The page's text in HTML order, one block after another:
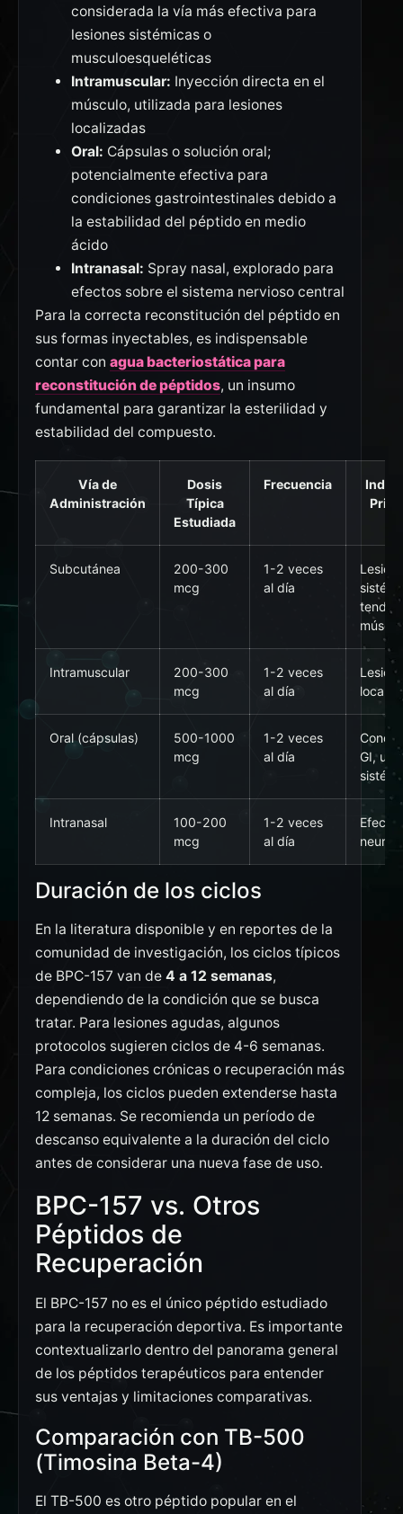
considerada la vía más efectiva para
lesiones sistémicas o
musculoesqueléticas
Intramuscular: Inyección directa en el
músculo, utilizada para lesiones
localizadas
Oral: Cápsulas o solución oral;
potencialmente efectiva para
condiciones gastrointestinales debido a
la estabilidad del péptido en medio
ácido
Intranasal: Spray nasal, explorado para
efectos sobre el sistema nervioso central
Para la correcta reconstitución del péptido en
sus formas inyectables, es indispensable
contar con agua bacteriostática para
reconstitución de péptidos, un insumo
fundamental para garantizar la esterilidad y
estabilidad del compuesto.
Vía de
Administración
Dosis
Típica
Estudiada
Frecuencia
Subcutánea
200-300
mcg
1-2 veces
al día
Intramuscular
200-300
mcg
1-2 veces
al día
Oral (cápsulas)
500-1000
mcg
1-2 veces
al día
GI, uso
Intranasal
100-200
mcg
1-2 veces
al día
Efectos
Duración de los ciclos
En la literatura disponible y en reportes de la
comunidad de investigación, los ciclos típicos
de BPC-157 van de 4 a 12 semanas,
dependiendo de la condición que se busca
tratar. Para lesiones agudas, algunos
protocolos sugieren ciclos de 4-6 semanas.
Para condiciones crónicas o recuperación más
compleja, los ciclos pueden extenderse hasta
12 semanas. Se recomienda un período de
descanso equivalente a la duración del ciclo
antes de considerar una nueva fase de uso.
BPC-157 vs. Otros
Péptidos de
Recuperación
El BPC-157 no es el único péptido estudiado
para la recuperación deportiva. Es importante
contextualizarlo dentro del panorama general
de los péptidos terapéuticos para entender
sus ventajas y limitaciones comparativas.
Comparación con TB-500
(Timosina Beta-4)
El TB-500 es otro péptido popular en el